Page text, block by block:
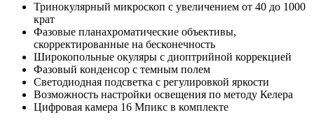
Тринокулярный микроскоп с увеличением от 40 до 1000
крат
Фазовые планахроматические объективы,
скорректированные на бесконечность
Широкопольные окуляры с диоптрийной коррекцией
Фазовый конденсор с темным полем
Светодиодная подсветка с регулировкой яркости
Возможность настройки освещения по методу Келера
Цифровая камера 16 Мпикс в комплекте